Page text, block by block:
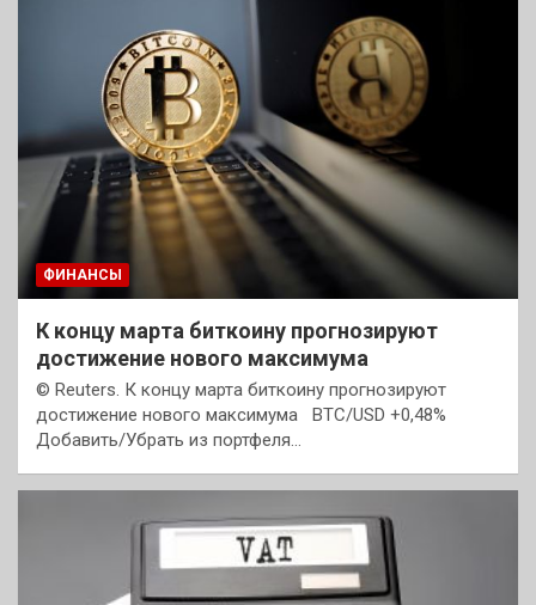
ФИНАНСЫ
К концу марта биткоину прогнозируют
достижение нового максимума
© Reuters. К концу марта биткоину прогнозируют
достижение нового максимума BTC/USD +0,48%
Добавить/Убрать из портфеля…